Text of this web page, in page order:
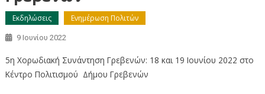
Εκδηλώσεις Ενημέρωση Πολιτών
9 Ιουνίου 2022
5η Χορωδιακή Συνάντηση Γρεβενών: 18 και 19 Ιουνίου 2022 στο
Κέντρο Πολιτισμού Δήμου Γρεβενών